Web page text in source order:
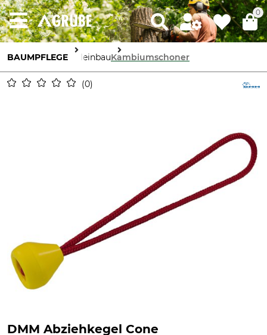
0
BAUMPFLEGE SeileinbauKambiumschoner
0
DMM Abziehkegel Cone